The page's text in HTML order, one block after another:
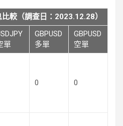
較（調查日：2023.12.28）
單
GBPUSD
多單
GBPUSD
空單
0 0